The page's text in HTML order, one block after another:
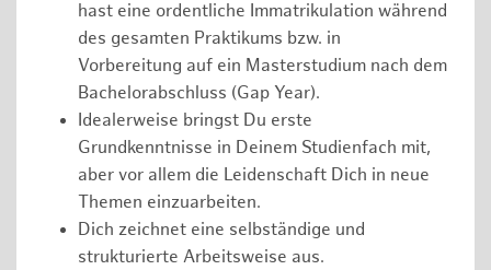
hast eine ordentliche Immatrikulation während
des gesamten Praktikums bzw. in
Vorbereitung auf ein Masterstudium nach dem
Bachelorabschluss (Gap Year).
Idealerweise bringst Du erste
Grundkenntnisse in Deinem Studienfach mit,
aber vor allem die Leidenschaft Dich in neue
Themen einzuarbeiten.
Dich zeichnet eine selbständige und
strukturierte Arbeitsweise aus.